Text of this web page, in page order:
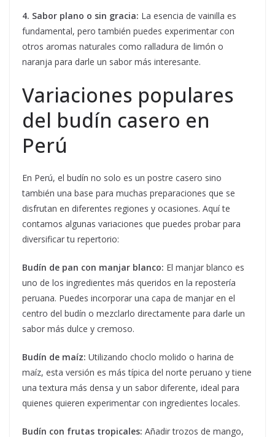
4. Sabor plano o sin gracia: La esencia de vainilla es
fundamental, pero también puedes experimentar con
otros aromas naturales como ralladura de limón o
naranja para darle un sabor más interesante.
Variaciones populares
del budín casero en
Perú
En Perú, el budín no solo es un postre casero sino
también una base para muchas preparaciones que se
disfrutan en diferentes regiones y ocasiones. Aquí te
contamos algunas variaciones que puedes probar para
diversificar tu repertorio:
Budín de pan con manjar blanco: El manjar blanco es
uno de los ingredientes más queridos en la repostería
peruana. Puedes incorporar una capa de manjar en el
centro del budín o mezclarlo directamente para darle un
sabor más dulce y cremoso.
Budín de maíz: Utilizando choclo molido o harina de
maíz, esta versión es más típica del norte peruano y tiene
una textura más densa y un sabor diferente, ideal para
quienes quieren experimentar con ingredientes locales.
Budín con frutas tropicales: Añadir trozos de mango,